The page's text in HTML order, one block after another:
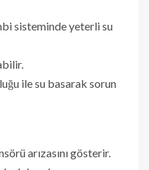
sisteminde yeterli su
ile su basarak sorun
arızasını gösterir.